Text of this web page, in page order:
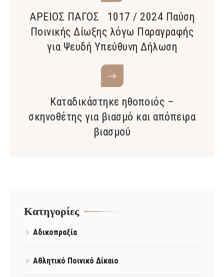
ΑΡΕΙΟΣ ΠΑΓΟΣ 1017 / 2024 Παύση
Ποινικής Δίωξης λόγω Παραγραφής
για Ψευδή Υπεύθυνη Δήλωση
Καταδικάστηκε ηθοποιός –
σκηνοθέτης για βιασμό και απόπειρα
βιασμού
Kατηγορίες
Αδικοπραξία
Αθλητικό Ποινικό Δίκαιο